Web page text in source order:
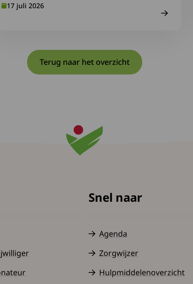
17 juli 2026
Terug naar het overzicht
Snel naar
Agenda
Zorgwijzer
Hulpmiddelenoverzicht